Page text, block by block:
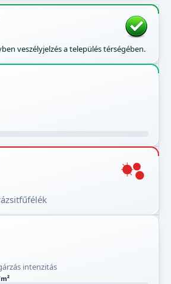
veszélyjelzés a település térségében.
intenzitás